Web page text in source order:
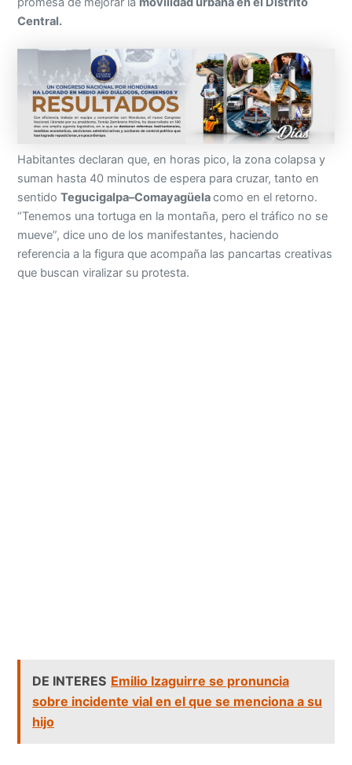
Central.
Habitantes declaran que, en horas pico, la zona colapsa y
suman hasta 40 minutos de espera para cruzar, tanto en
sentidoTegucigalpa–Comayagüelacomo en el retorno.
“Tenemos una tortuga en la montaña, pero el tráfico no se
mueve”, dice uno de los manifestantes, haciendo
referencia a la figura que acompaña las pancartas creativas
que buscan viralizar su protesta.
DE INTERES Emilio Izaguirre se pronuncia
sobre incidente vial en el que se menciona a su
hijo